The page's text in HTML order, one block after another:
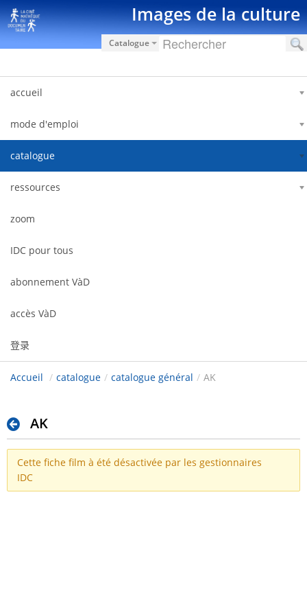
跳转到内容 Images de la culture
Catalogue
accueil
mode d'emploi
catalogue
ressources
zoom
IDC pour tous
abonnement VàD
accès VàD
登录
Accueil / catalogue / catalogue général / AK
AK
Cette fiche film à été désactivée par les gestionnaires
IDC